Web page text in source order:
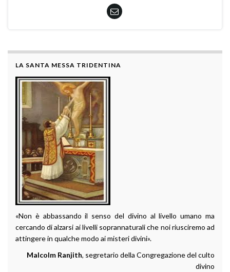
LA SANTA MESSA TRIDENTINA
«Non è abbassando il senso del divino al livello umano ma
cercando di alzarsi ai livelli soprannaturali che noi riusciremo ad
attingere in qualche modo ai misteri divini».
Malcolm Ranjith, segretario della Congregazione del culto
divino